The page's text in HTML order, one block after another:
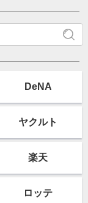
DeNA
ヤクルト
楽天
ロッテ